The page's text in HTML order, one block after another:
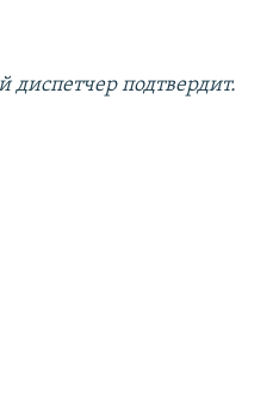
подтвердит.